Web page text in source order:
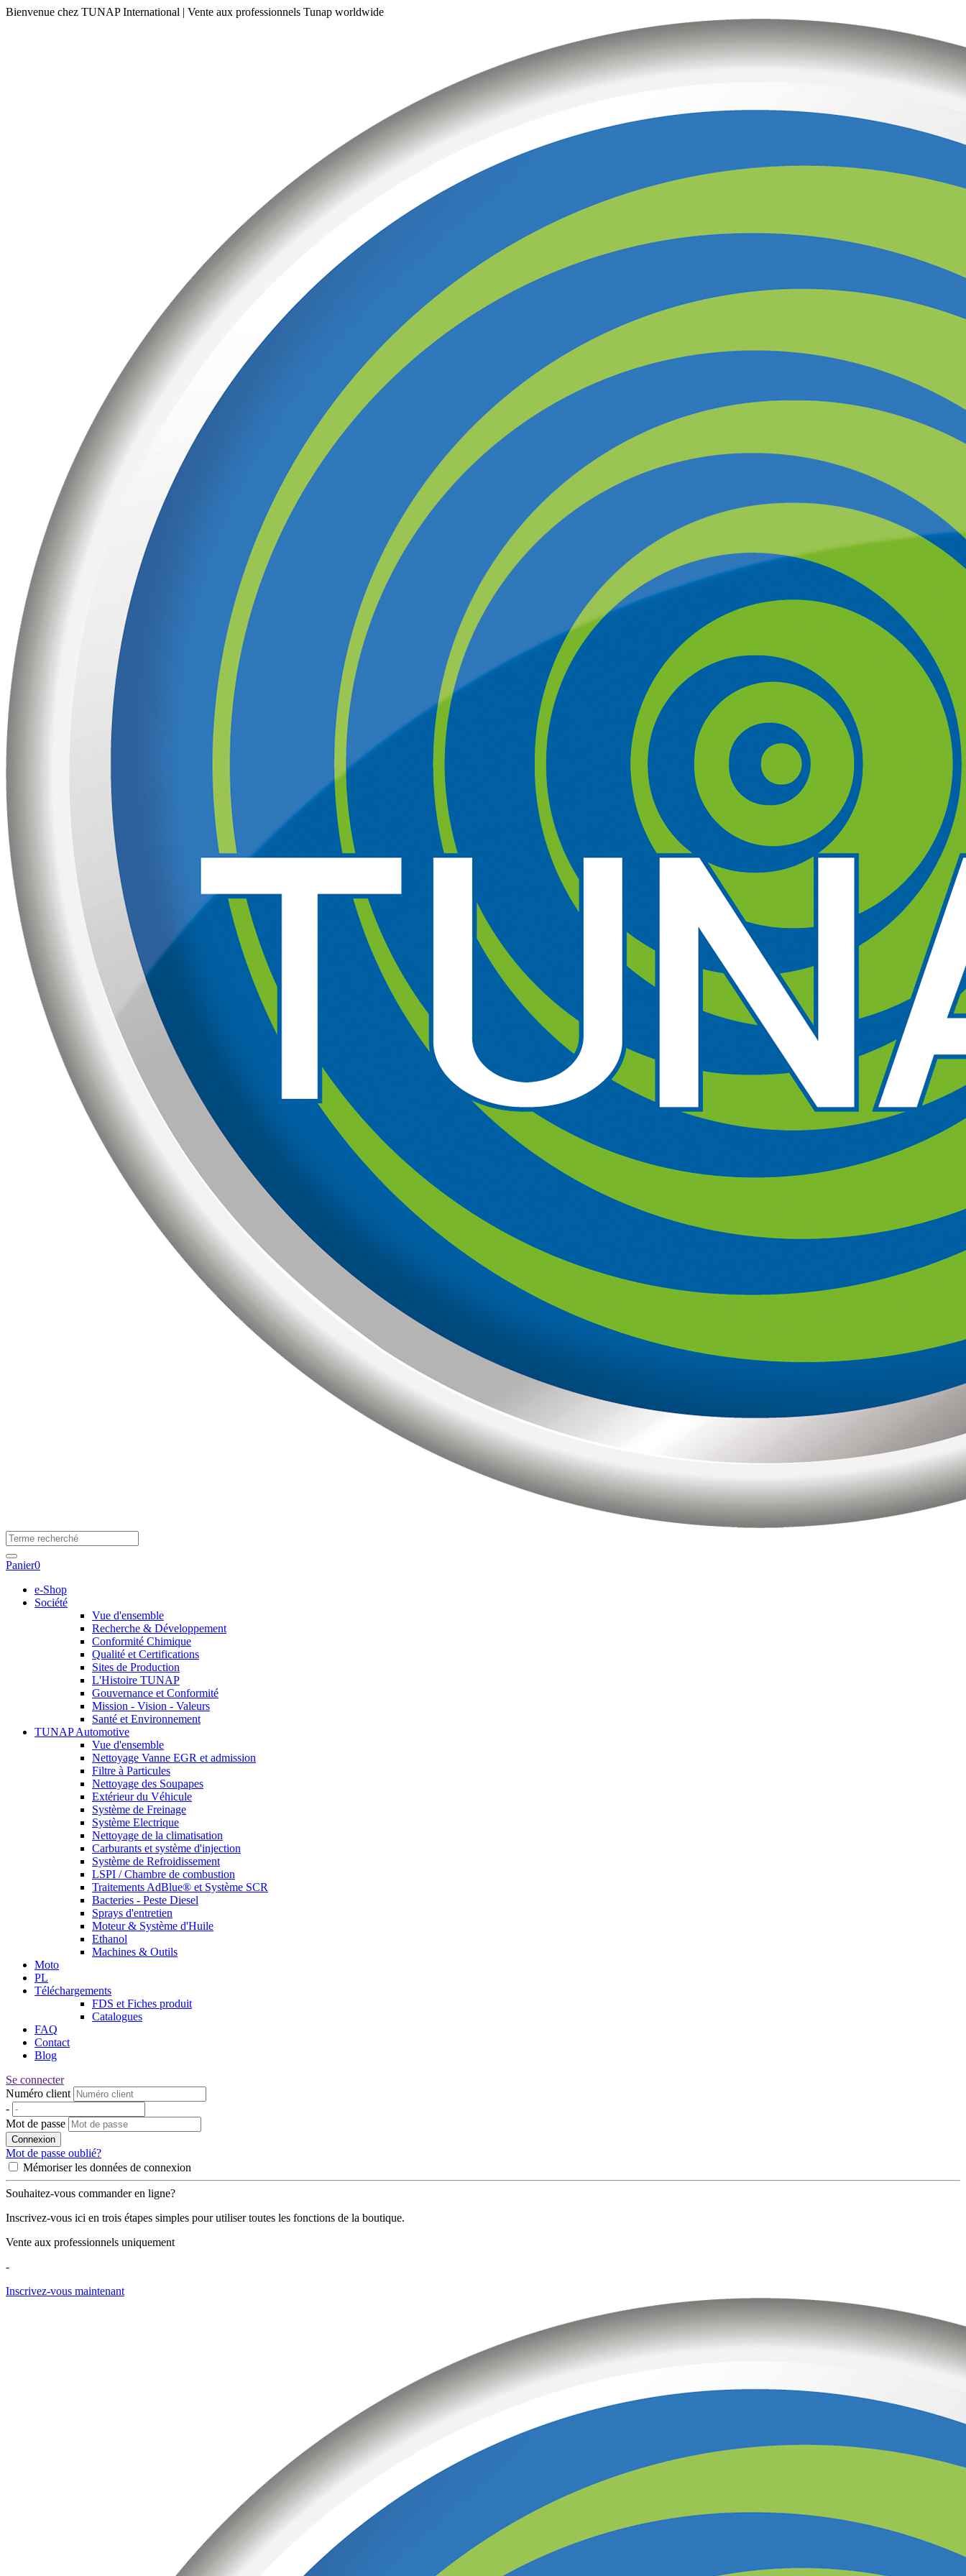
Bienvenue chez TUNAP International | Vente aux professionnels Tunap worldwide
Panier0
e-Shop
Société
Vue d'ensemble
Recherche & Développement
Conformité Chimique
Qualité et Certifications
Sites de Production
L'Histoire TUNAP
Gouvernance et Conformité
Mission - Vision - Valeurs
Santé et Environnement
TUNAP Automotive
Vue d'ensemble
Nettoyage Vanne EGR et admission
Filtre à Particules
Nettoyage des Soupapes
Extérieur du Véhicule
Système de Freinage
Système Electrique
Nettoyage de la climatisation
Carburants et système d'injection
Système de Refroidissement
LSPI / Chambre de combustion
Traitements AdBlue® et Système SCR
Bacteries - Peste Diesel
Sprays d'entretien
Moteur & Système d'Huile
Ethanol
Machines & Outils
Moto
PL
Téléchargements
FDS et Fiches produit
Catalogues
FAQ
Contact
Blog
Se connecter
Numéro client
-
Mot de passe
Connexion
Mot de passe oublié?
Mémoriser les données de connexion
Souhaitez-vous commander en ligne?
Inscrivez-vous ici en trois étapes simples pour utiliser toutes les fonctions de la boutique.
Vente aux professionnels uniquement
-
Inscrivez-vous maintenant